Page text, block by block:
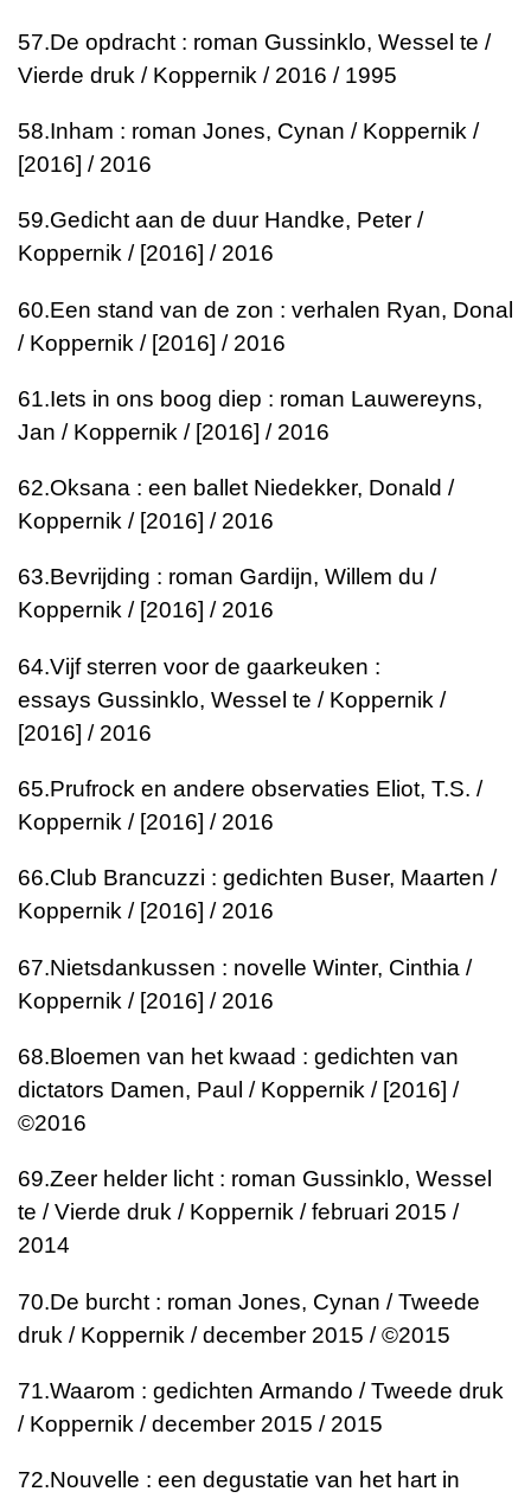
57.De opdracht : roman Gussinklo, Wessel te /
Vierde druk / Koppernik / 2016 / 1995
58.Inham : roman Jones, Cynan / Koppernik /
[2016] / 2016
59.Gedicht aan de duur Handke, Peter /
Koppernik / [2016] / 2016
60.Een stand van de zon : verhalen Ryan, Donal
/ Koppernik / [2016] / 2016
61.Iets in ons boog diep : roman Lauwereyns,
Jan / Koppernik / [2016] / 2016
62.Oksana : een ballet Niedekker, Donald /
Koppernik / [2016] / 2016
63.Bevrijding : roman Gardijn, Willem du /
Koppernik / [2016] / 2016
64.Vijf sterren voor de gaarkeuken :
essays Gussinklo, Wessel te / Koppernik /
[2016] / 2016
65.Prufrock en andere observaties Eliot, T.S. /
Koppernik / [2016] / 2016
66.Club Brancuzzi : gedichten Buser, Maarten /
Koppernik / [2016] / 2016
67.Nietsdankussen : novelle Winter, Cinthia /
Koppernik / [2016] / 2016
68.Bloemen van het kwaad : gedichten van
dictators Damen, Paul / Koppernik / [2016] /
©2016
69.Zeer helder licht : roman Gussinklo, Wessel
te / Vierde druk / Koppernik / februari 2015 /
2014
70.De burcht : roman Jones, Cynan / Tweede
druk / Koppernik / december 2015 / ©2015
71.Waarom : gedichten Armando / Tweede druk
/ Koppernik / december 2015 / 2015
72.Nouvelle : een degustatie van het hart in